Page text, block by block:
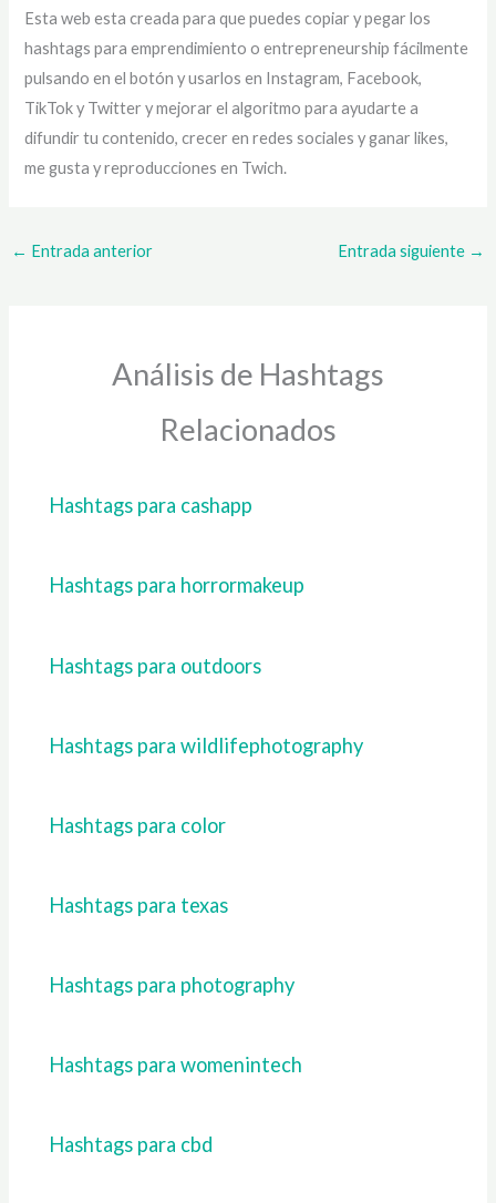
Esta web esta creada para que puedes copiar y pegar los
hashtags para emprendimiento o entrepreneurship fácilmente
pulsando en el botón y usarlos en Instagram, Facebook,
TikTok y Twitter y mejorar el algoritmo para ayudarte a
difundir tu contenido, crecer en redes sociales y ganar likes,
me gusta y reproducciones en Twich.
← Entrada anterior Entrada siguiente →
Análisis de Hashtags
Relacionados
Hashtags para cashapp
Hashtags para horrormakeup
Hashtags para outdoors
Hashtags para wildlifephotography
Hashtags para color
Hashtags para texas
Hashtags para photography
Hashtags para womenintech
Hashtags para cbd